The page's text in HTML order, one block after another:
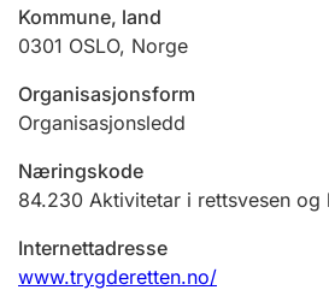
Kommune, land
0301 OSLO, Norge
Organisasjonsform
Organisasjonsledd
Næringskode
84.230 Aktivitetar i rettsvesen og
Internettadresse
www.trygderetten.no/